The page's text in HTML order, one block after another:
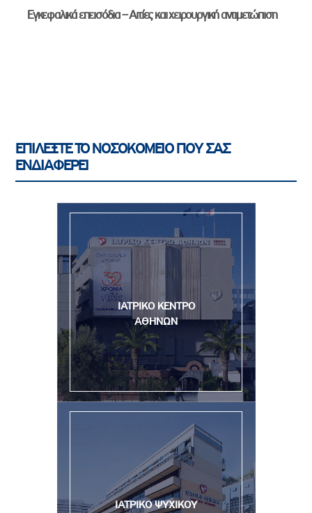
Εγκεφαλικά επεισόδια – Αιτίες και χειρουργική αντιμετώπιση
ΕΠΙΛΕΞΤΕ ΤΟ ΝΟΣΟΚΟΜΕΙΟ ΠΟΥ ΣΑΣ
ΕΝΔΙΑΦΕΡΕΙ
ΙΑΤΡΙΚΟ ΚΕΝΤΡΟ
ΑΘΗΝΩΝ
ΙΑΤΡΙΚΟ ΨΥΧΙΚΟΥ